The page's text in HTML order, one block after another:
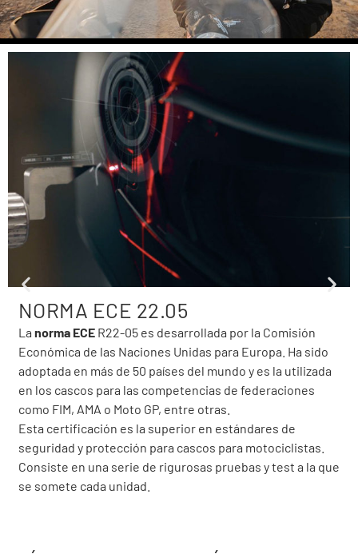
NORMA ECE 22.05
La norma ECER22-05 es desarrollada por la Comisión
Económica de las Naciones Unidas para Europa. Ha sido
adoptada en más de 50 países del mundo y es la utilizada
en los cascos para las competencias de federaciones
como FIM, AMA o Moto GP, entre otras.
Esta certificación es la superior en estándares de
seguridad y protección para cascos para motociclistas.
Consiste en una serie de rigurosas pruebas y test a la que
se somete cada unidad.